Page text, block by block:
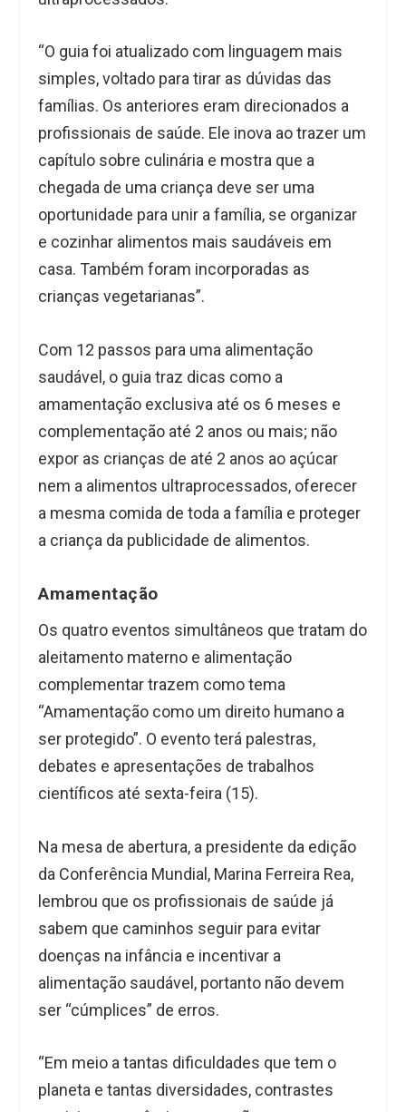
“O guia foi atualizado com linguagem mais
simples, voltado para tirar as dúvidas das
famílias. Os anteriores eram direcionados a
profissionais de saúde. Ele inova ao trazer um
capítulo sobre culinária e mostra que a
chegada de uma criança deve ser uma
oportunidade para unir a família, se organizar
e cozinhar alimentos mais saudáveis em
casa. Também foram incorporadas as
crianças vegetarianas”.
Com 12 passos para uma alimentação
saudável, o guia traz dicas como a
amamentação exclusiva até os 6 meses e
complementação até 2 anos ou mais; não
expor as crianças de até 2 anos ao açúcar
nem a alimentos ultraprocessados, oferecer
a mesma comida de toda a família e proteger
a criança da publicidade de alimentos.
Amamentação
Os quatro eventos simultâneos que tratam do
aleitamento materno e alimentação
complementar trazem como tema
“Amamentação como um direito humano a
ser protegido”. O eventoterá palestras,
debates e apresentações de trabalhos
científicos até sexta-feira (15).
Na mesa de abertura, a presidente da edição
da Conferência Mundial, Marina Ferreira Rea,
lembrou que os profissionais de saúde já
sabem que caminhos seguir para evitar
doenças na infância e incentivar a
alimentação saudável, portanto não devem
ser “cúmplices” de erros.
“Em meio a tantas dificuldades que tem o
planeta e tantas diversidades, contrastes